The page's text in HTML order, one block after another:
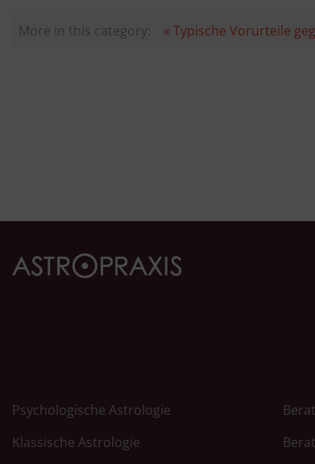
More in this category: « Typische Vorurteile
Psychologische Astrologie
Klassische Astrologie